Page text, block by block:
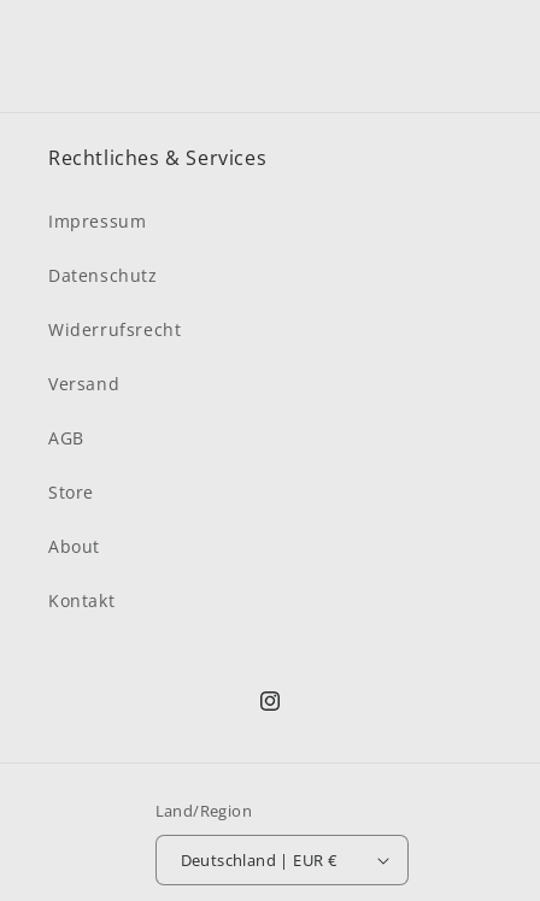
Rechtliches & Services
Impressum
Datenschutz
Widerrufsrecht
Versand
AGB
Store
About
Kontakt
Instagram
Land/Region
Deutschland | EUR €